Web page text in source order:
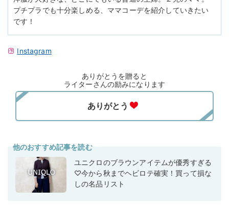
プチプラでも十分楽しめる、ママコーデを紹介していきたい
です！
Instagram
ありがとうを贈ると
ライターさんの励みになります
他のおすすめ記事を読む
ユニクロのブラウンアイテムが優秀すぎる
♡今から秋までヘビロテ確実！買って損な
しの名品リスト